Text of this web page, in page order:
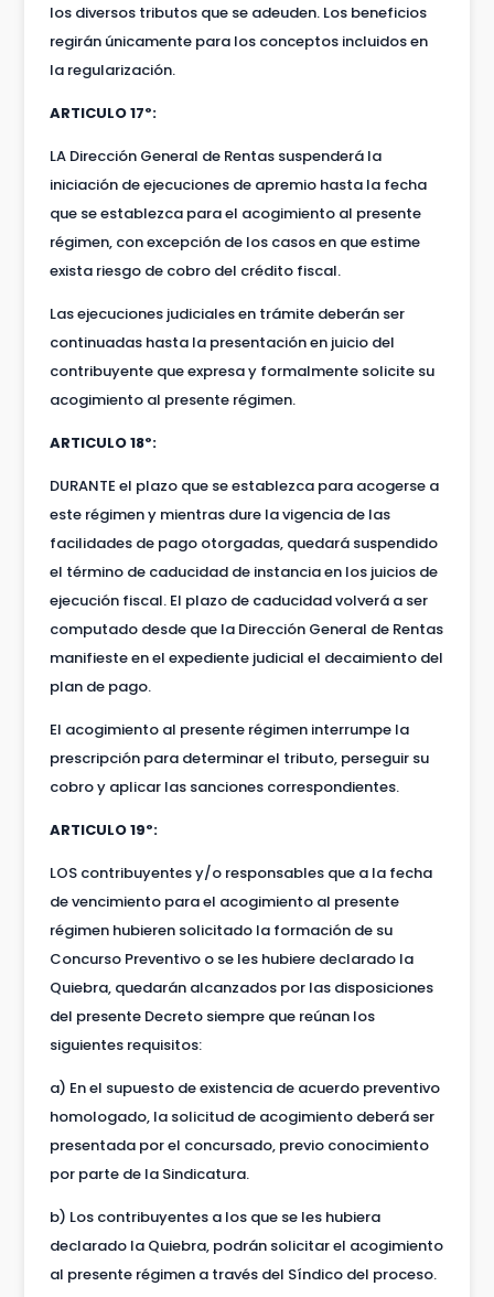
los diversos tributos que se adeuden. Los beneficios
regirán únicamente para los conceptos incluidos en
la regularización.
ARTICULO 17º:
LA Dirección General de Rentas suspenderá la
iniciación de ejecuciones de apremio hasta la fecha
que se establezca para el acogimiento al presente
régimen, con excepción de los casos en que estime
exista riesgo de cobro del crédito fiscal.
Las ejecuciones judiciales en trámite deberán ser
continuadas hasta la presentación en juicio del
contribuyente que expresa y formalmente solicite su
acogimiento al presente régimen.
ARTICULO 18º:
DURANTE el plazo que se establezca para acogerse a
este régimen y mientras dure la vigencia de las
facilidades de pago otorgadas, quedará suspendido
el término de caducidad de instancia en los juicios de
ejecución fiscal. El plazo de caducidad volverá a ser
computado desde que la Dirección General de Rentas
manifieste en el expediente judicial el decaimiento del
plan de pago.
El acogimiento al presente régimen interrumpe la
prescripción para determinar el tributo, perseguir su
cobro y aplicar las sanciones correspondientes.
ARTICULO 19º:
LOS contribuyentes y/o responsables que a la fecha
de vencimiento para el acogimiento al presente
régimen hubieren solicitado la formación de su
Concurso Preventivo o se les hubiere declarado la
Quiebra, quedarán alcanzados por las disposiciones
del presente Decreto siempre que reúnan los
siguientes requisitos:
a) En el supuesto de existencia de acuerdo preventivo
homologado, la solicitud de acogimiento deberá ser
presentada por el concursado, previo conocimiento
por parte de la Sindicatura.
b) Los contribuyentes a los que se les hubiera
declarado la Quiebra, podrán solicitar el acogimiento
al presente régimen a través del Síndico del proceso.